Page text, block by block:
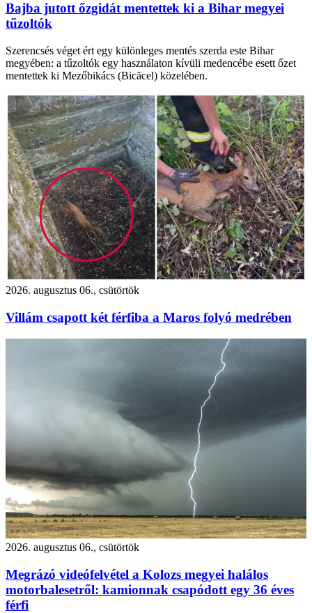
Bajba jutott őzgidát mentettek ki a Bihar megyei
tűzoltók
Szerencsés véget ért egy különleges mentés szerda este Bihar
megyében: a tűzoltók egy használaton kívüli medencébe esett őzet
mentettek ki Mezőbikács (Bicăcel) közelében.
2026. augusztus 06., csütörtök
Villám csapott két férfiba a Maros folyó medrében
2026. augusztus 06., csütörtök
Megrázó videófelvétel a Kolozs megyei halálos
motorbalesetről: kamionnak csapódott egy 36 éves
férfi